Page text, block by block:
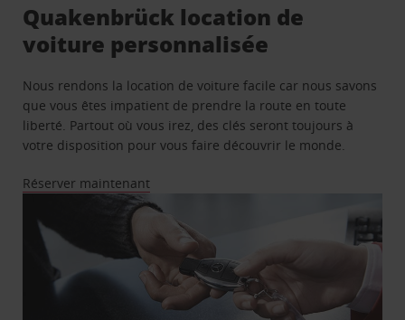
Quakenbrück location de
voiture personnalisée
Nous rendons la location de voiture facile car nous savons
que vous êtes impatient de prendre la route en toute
liberté. Partout où vous irez, des clés seront toujours à
votre disposition pour vous faire découvrir le monde.
Réserver maintenant